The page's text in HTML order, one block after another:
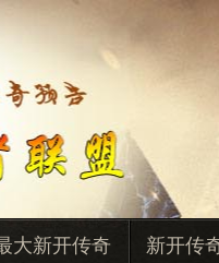
大新开传奇 新开传